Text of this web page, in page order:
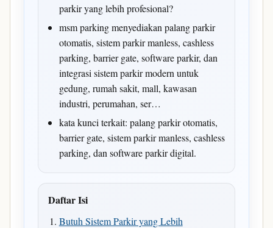
parkir yang lebih profesional?
msm parking menyediakan palang parkir
otomatis, sistem parkir manless, cashless
parking, barrier gate, software parkir, dan
integrasi sistem parkir modern untuk
gedung, rumah sakit, mall, kawasan
industri, perumahan, ser…
kata kunci terkait: palang parkir otomatis,
barrier gate, sistem parkir manless, cashless
parking, dan software parkir digital.
Daftar Isi
Butuh Sistem Parkir yang Lebih